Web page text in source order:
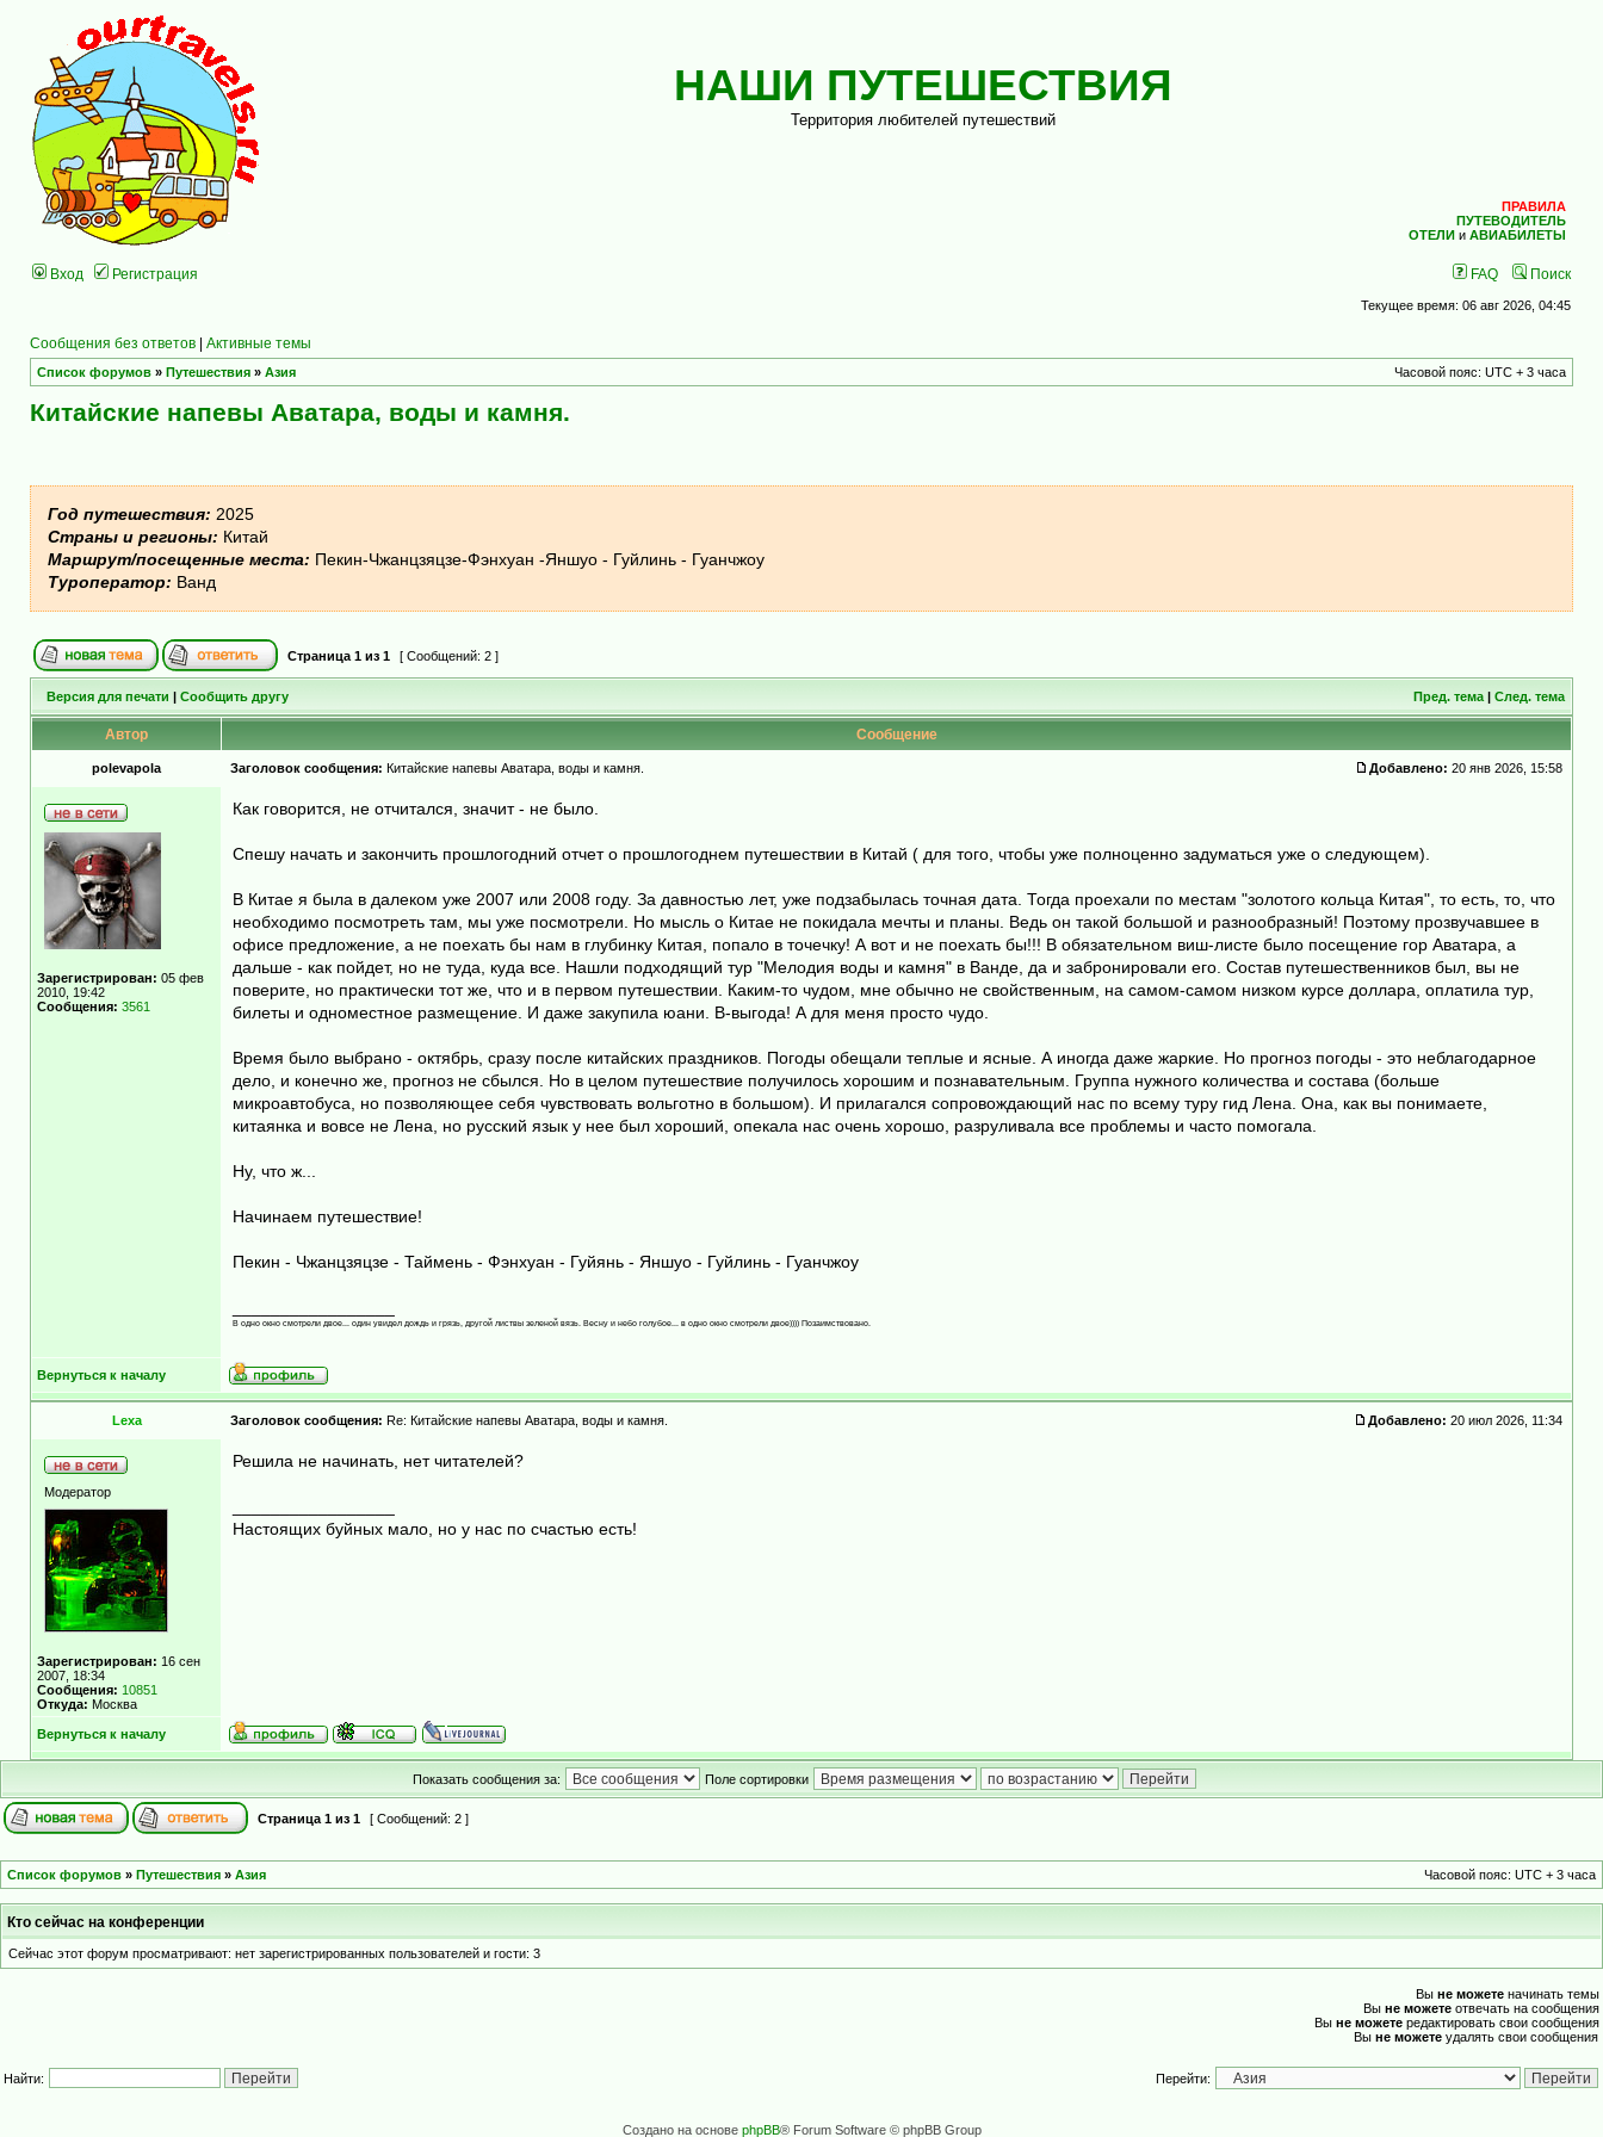
НАШИ ПУТЕШЕСТВИЯ
Территория любителей путешествий
ПРАВИЛА
ПУТЕВОДИТЕЛЬ
ОТЕЛИ и АВИАБИЛЕТЫ
Вход Регистрация FAQ Поиск
Текущее время: 06 авг 2026, 04:45
Сообщения без ответов | Активные темы
Список форумов » Путешествия » Азия Часовой пояс: UTC + 3 часа
Китайские напевы Аватара, воды и камня.
Год путешествия: 2025
Страны и регионы: Китай
Маршрут/посещенные места: Пекин-Чжанцзяцзе-Фэнхуан -Яншуо - Гуйлинь - Гуанчжоу
Туроператор: Ванд
Страница 1 из 1 [ Сообщений: 2 ]
Версия для печати | Сообщить другу Пред. тема | След. тема
Автор Сообщение
polevapola Заголовок сообщения: Китайские напевы Аватара, воды и камня. Добавлено: 20 янв 2026, 15:58
Зарегистрирован: 05 фев
2010, 19:42
Сообщения: 3561
Как говорится, не отчитался, значит - не было.
Спешу начать и закончить прошлогодний отчет о прошлогоднем путешествии в Китай ( для того, чтобы уже полноценно задуматься уже о следующем).
В Китае я была в далеком уже 2007 или 2008 году. За давностью лет, уже подзабылась точная дата. Тогда проехали по местам "золотого кольца Китая", то есть, то, что
необходимо посмотреть там, мы уже посмотрели. Но мысль о Китае не покидала мечты и планы. Ведь он такой большой и разнообразный! Поэтому прозвучавшее в
офисе предложение, а не поехать бы нам в глубинку Китая, попало в точечку! А вот и не поехать бы!!! В обязательном виш-листе было посещение гор Аватара, а
дальше - как пойдет, но не туда, куда все. Нашли подходящий тур "Мелодия воды и камня" в Ванде, да и забронировали его. Состав путешественников был, вы не
поверите, но практически тот же, что и в первом путешествии. Каким-то чудом, мне обычно не свойственным, на самом-самом низком курсе доллара, оплатила тур,
билеты и одноместное размещение. И даже закупила юани. В-выгода! А для меня просто чудо.
Время было выбрано - октябрь, сразу после китайских праздников. Погоды обещали теплые и ясные. А иногда даже жаркие. Но прогноз погоды - это неблагодарное
дело, и конечно же, прогноз не сбылся. Но в целом путешествие получилось хорошим и познавательным. Группа нужного количества и состава (больше
микроавтобуса, но позволяющее себя чувствовать вольготно в большом). И прилагался сопровождающий нас по всему туру гид Лена. Она, как вы понимаете,
китаянка и вовсе не Лена, но русский язык у нее был хороший, опекала нас очень хорошо, разруливала все проблемы и часто помогала.
Ну, что ж...
Начинаем путешествие!
Пекин - Чжанцзяцзе - Таймень - Фэнхуан - Гуйянь - Яншуо - Гуйлинь - Гуанчжоу
В одно окно смотрели двое... один увидел дождь и грязь, другой листвы зеленой вязь. Весну и небо голубое... в одно окно смотрели двое)))) Позаимствовано.
Вернуться к началу
Lexa Заголовок сообщения: Re: Китайские напевы Аватара, воды и камня. Добавлено: 20 июл 2026, 11:34
Модератор
Зарегистрирован: 16 сен
2007, 18:34
Сообщения: 10851
Откуда: Москва
Решила не начинать, нет читателей?
Настоящих буйных мало, но у нас по счастью есть!
Вернуться к началу
Показать сообщения за: Поле сортировки
Страница 1 из 1 [ Сообщений: 2 ]
Список форумов » Путешествия » Азия Часовой пояс: UTC + 3 часа
Кто сейчас на конференции
Сейчас этот форум просматривают: нет зарегистрированных пользователей и гости: 3
Вы не можете начинать темы
Вы не можете отвечать на сообщения
Вы не можете редактировать свои сообщения
Вы не можете удалять свои сообщения
Найти: Перейти:
Создано на основе phpBB® Forum Software © phpBB Group